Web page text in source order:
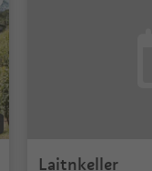
Laitnkeller